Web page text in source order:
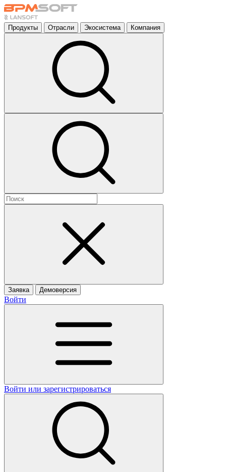
Продукты Отрасли Экосистема Компания
Заявка Демоверсия
Войти
Войти или зарегистрироваться